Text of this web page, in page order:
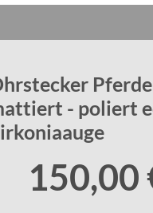
- poliert
150,00